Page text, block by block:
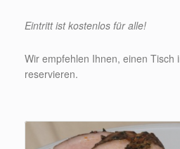
Eintritt ist kostenlos für alle!
Wir empfehlen Ihnen, einen Tisch
reservieren.